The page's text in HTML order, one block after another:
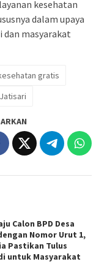
kesehatan
dalam upaya
masyarakat
gratis
Calon BPD Desa
Nomor Urut 1,
Pastikan Tulus
untuk Masyarakat